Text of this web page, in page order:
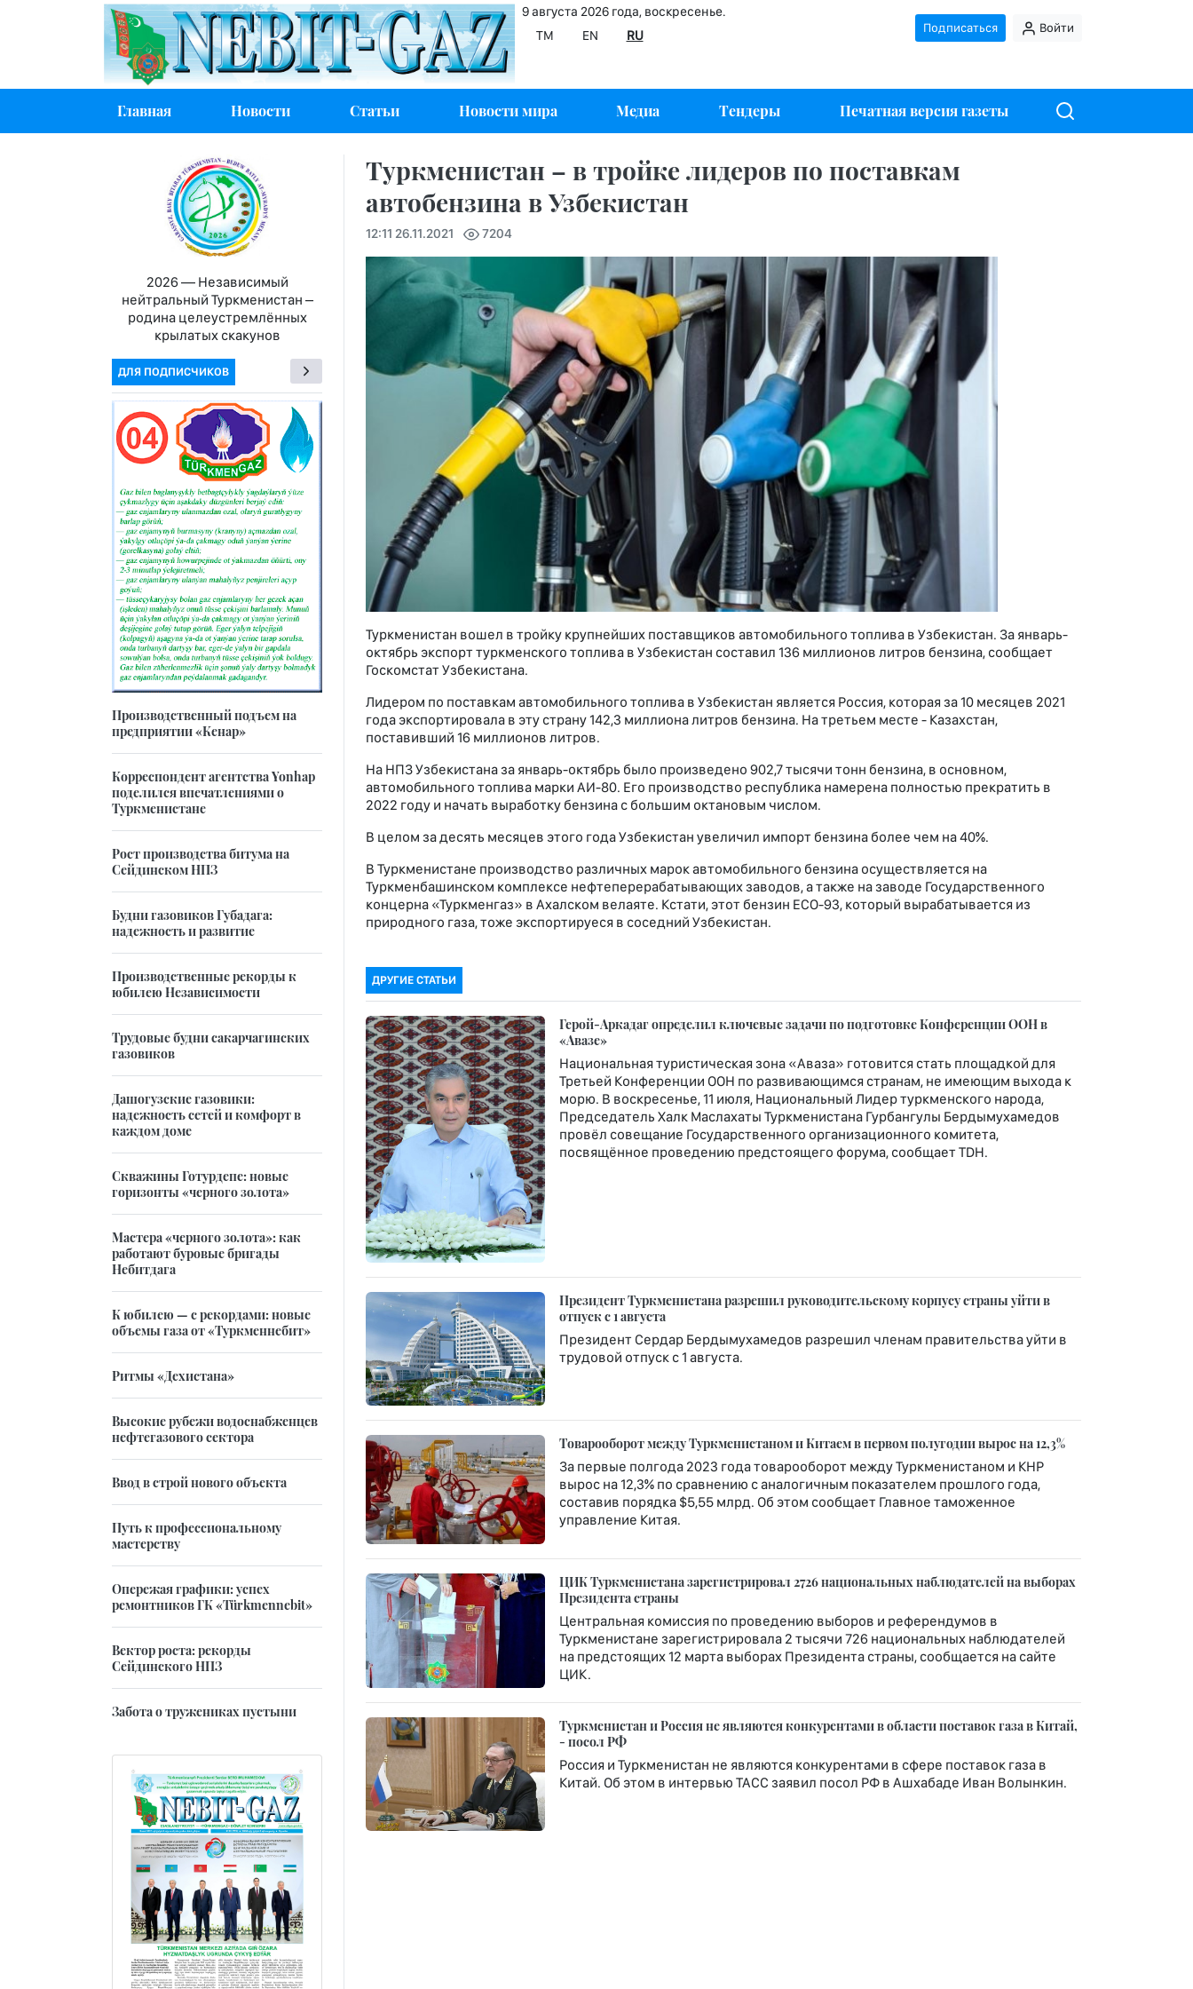
9 августа 2026 года, воскресенье.
TM
EN RU
Подписаться Войти
Главная Новости Статьи Новости мира Медиа Тендеры Печатная версия газеты
Туркменистан – в тройке лидеров по поставкам
автобензина в Узбекистан
12:11 26.11.2021 7204
Туркменистан вошел в тройку крупнейших поставщиков автомобильного топлива в Узбекистан. За январь-
октябрь экспорт туркменского топлива в Узбекистан составил 136 миллионов литров бензина, сообщает
Госкомстат Узбекистана.
Лидером по поставкам автомобильного топлива в Узбекистан является Россия, которая за 10 месяцев 2021
года экспортировала в эту страну 142,3 миллиона литров бензина. На третьем месте - Казахстан,
поставивший 16 миллионов литров.
На НПЗ Узбекистана за январь-октябрь было произведено 902,7 тысячи тонн бензина, в основном,
автомобильного топлива марки АИ-80. Его производство республика намерена полностью прекратить в
2022 году и начать выработку бензина с большим октановым числом.
В целом за десять месяцев этого года Узбекистан увеличил импорт бензина более чем на 40%.
В Туркменистане производство различных марок автомобильного бензина осуществляется на
Туркменбашинском комплексе нефтеперерабатывающих заводов, а также на заводе Государственного
концерна «Туркменгаз» в Ахалском велаяте. Кстати, этот бензин ECO-93, который вырабатывается из
природного газа, тоже экспортируеся в соседний Узбекистан.
ДРУГИЕ СТАТЬИ
Герой-Аркадаг определил ключевые задачи по подготовке Конференции ООН в
«Авазе»
Национальная туристическая зона «Аваза» готовится стать площадкой для
Третьей Конференции ООН по развивающимся странам, не имеющим выхода к
морю. В воскресенье, 11 июля, Национальный Лидер туркменского народа,
Председатель Халк Маслахаты Туркменистана Гурбангулы Бердымухамедов
провёл совещание Государственного организационного комитета,
посвящённое проведению предстоящего форума, сообщает TDH.
Президент Туркменистана разрешил руководительскому корпусу страны уйти в
отпуск с 1 августа
Президент Сердар Бердымухамедов разрешил членам правительства уйти в
трудовой отпуск с 1 августа.
Товарооборот между Туркменистаном и Китаем в первом полугодии вырос на 12,3%
За первые полгода 2023 года товарооборот между Туркменистаном и КНР
вырос на 12,3% по сравнению с аналогичным показателем прошлого года,
составив порядка $5,55 млрд. Об этом сообщает Главное таможенное
управление Китая.
ЦИК Туркменистана зарегистрировал 2726 национальных наблюдателей на выборах
Президента страны
Центральная комиссия по проведению выборов и референдумов в
Туркменистане зарегистрировала 2 тысячи 726 национальных наблюдателей
на предстоящих 12 марта выборах Президента страны, сообщается на сайте
ЦИК.
Туркменистан и Россия не являются конкурентами в области поставок газа в Китай,
- посол РФ
Россия и Туркменистан не являются конкурентами в сфере поставок газа в
Китай. Об этом в интервью ТАСС заявил посол РФ в Ашхабаде Иван Волынкин.
2026 — Независимый
нейтральный Туркменистан –
родина целеустремлённых
крылатых скакунов
ДЛЯ ПОДПИСЧИКОВ
Производственный подъем на
предприятии «Кенар»
Корреспондент агентства Yonhap
поделился впечатлениями о
Туркменистане
Рост производства битума на
Сейдинском НПЗ
Будни газовиков Губадага:
надежность и развитие
Производственные рекорды к
юбилею Независимости
Трудовые будни сакарчагинских
газовиков
Дашогузские газовики:
надежность сетей и комфорт в
каждом доме
Скважины Готурдепе: новые
горизонты «черного золота»
Мастера «черного золота»: как
работают буровые бригады
Небитдага
К юбилею — с рекордами: новые
объемы газа от «Туркменнебит»
Ритмы «Дехистана»
Высокие рубежи водоснабженцев
нефтегазового сектора
Ввод в строй нового объекта
Путь к профессиональному
мастерству
Опережая графики: успех
ремонтников ГК «Türkmennebit»
Вектор роста: рекорды
Сейдинского НПЗ
Забота о тружениках пустыни